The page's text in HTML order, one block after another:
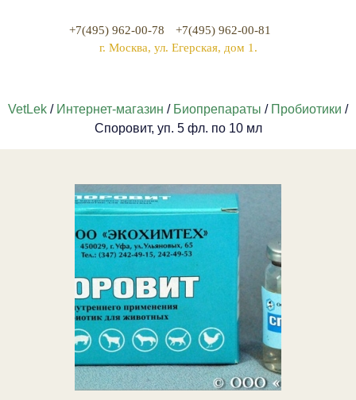
+7(495) 962-00-78
+7(495) 962-00-81
г. Москва, ул. Егерская, дом 1.
VetLek / Интернет-магазин / Биопрепараты / Пробиотики /
Споровит, уп. 5 фл. по 10 мл